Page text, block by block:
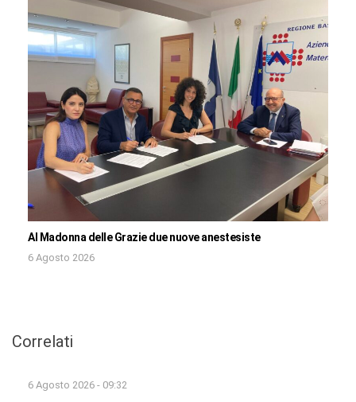
Al Madonna delle Grazie due nuove anestesiste
6 Agosto 2026
Correlati
6 Agosto 2026 - 09:32